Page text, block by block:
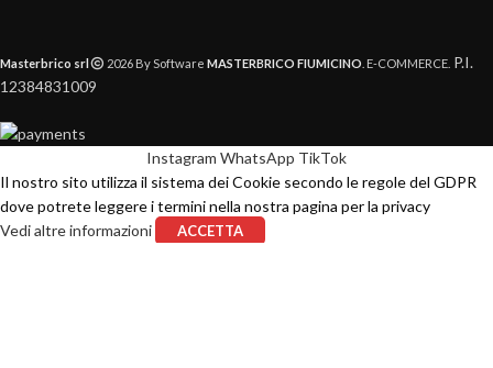
Masterbrico srl 2026 By Software MASTERBRICO FIUMICINO . E-COMMERCE. P.I.
12384831009
Instagram WhatsApp TikTok
Il nostro sito utilizza il sistema dei Cookie secondo le regole del GDPR
dove potrete leggere i termini nella nostra pagina per la privacy
Vedi altre informazioni
ACCETTA